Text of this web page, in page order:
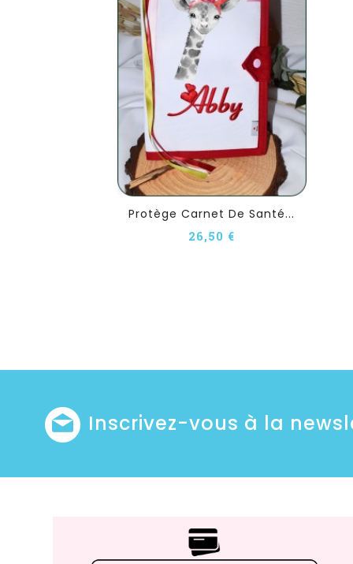
Protège Carnet De Santé...
26,50 €
Inscrivez-vous à la